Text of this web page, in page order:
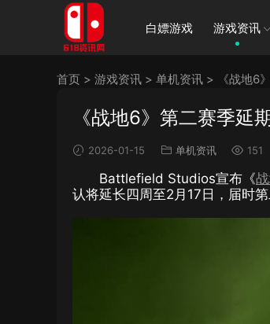
白嫖游戏 游戏资讯
首页 > 游戏资讯 > 单机资讯 > 《战地6
《战地6》第二赛季延
2026-01-15 单机资讯 151
Battlefield Studios宣布《
认将延长四周至2月17日，届时第